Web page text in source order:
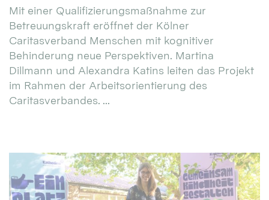
Mit einer Qualifizierungsmaßnahme zur
Betreuungskraft eröffnet der Kölner
Caritasverband Menschen mit kognitiver
Behinderung neue Perspektiven. Martina
Dillmann und Alexandra Katins leiten das Projekt
im Rahmen der Arbeitsorientierung des
Caritasverbandes. ...